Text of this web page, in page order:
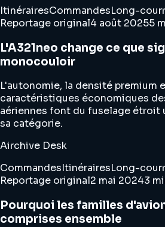
ItinérairesCommandesLong-
Reportage original4 août 20255
L'A321neo change ce que
monocouloir
L'autonomie, la densité premium
caractéristiques économiques
aériennes font du fuselage étroit
sa catégorie.
Airchive Desk
CommandesItinérairesLong-
Reportage original2 mai 20243
Pourquoi les familles
comprises ensemble